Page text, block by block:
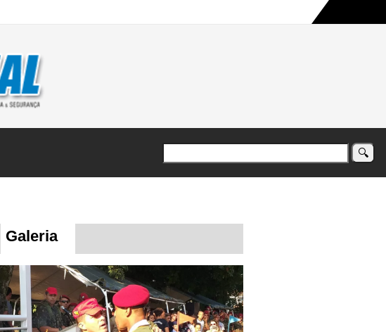
do Sul na maior campanha humanitária já registrada no país
Galeria